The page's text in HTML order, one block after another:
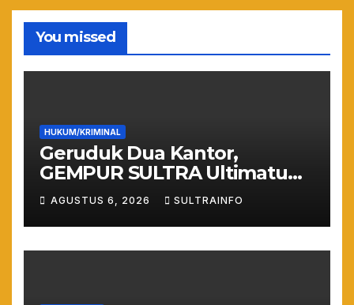
You missed
HUKUM/KRIMINAL
Geruduk Dua Kantor,
GEMPUR SULTRA Ultimatum
Keras: Lahan Puuwatu Siap
Diduduki Jika Tak Ada
Kepastian Hukum
AGUSTUS 6, 2026 SULTRAINFO